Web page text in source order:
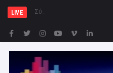
LIVE Σύλληψη δώδεκα ατόμων κ